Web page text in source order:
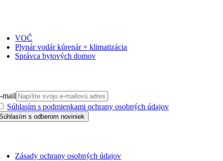
VOČ
Plynár vodár kúrenár + klimatizácia
Správca bytových domov
mail
Súhlasím s podmienkami ochrany osobných údajov
Zásady ochrany osobných údajov